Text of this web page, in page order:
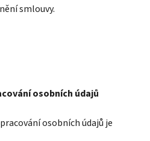
smlouvy.
osobních údajů
osobních údajů je